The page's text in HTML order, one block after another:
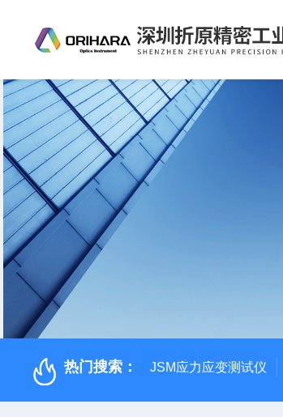
热门搜索： JSM应力应变测试仪